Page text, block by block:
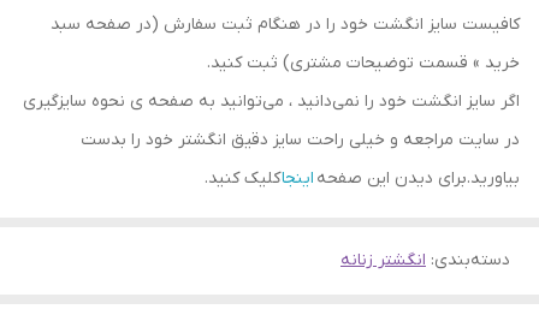
کافیست سایز انگشت خود را در هنگام ثبت سفارش (در صفحه سبد
خرید » قسمت توضیحات مشتری) ثبت کنید.
اگر سایز انگشت خود را نمی‌دانید ، می‌توانید به صفحه ی نحوه سایزگیری
در سایت مراجعه و خیلی راحت سایز دقیق انگشتر خود را بدست
بیاورید.برای دیدن این صفحه اینجاکلیک کنید.
دسته‌بندی: انگشتر زنانه